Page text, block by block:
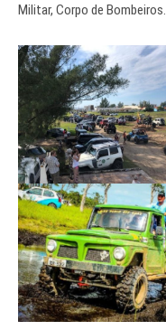
Militar, Corpo de Bombeiros.